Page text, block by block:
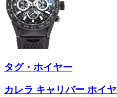
タグ・ホイヤー
カレラ キャリバー ホイ